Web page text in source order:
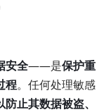
安全——是保护重
程。任何处理敏感
止其数据被盗、